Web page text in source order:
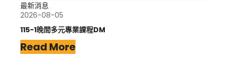
最新消息
2026-08-05
115-1晚間多元專業課程DM
Read More